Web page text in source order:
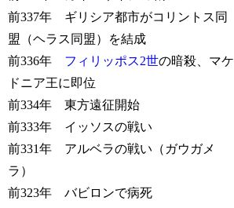
前337年 ギリシア都市がコリントス同
盟（ヘラス同盟）を結成
前336年 フィリッポス2世の暗殺、マケ
ドニア王に即位
前334年 東方遠征開始
前333年 イッソスの戦い
前331年 アルベラの戦い（ガウガメ
ラ）
前323年 バビロンで病死